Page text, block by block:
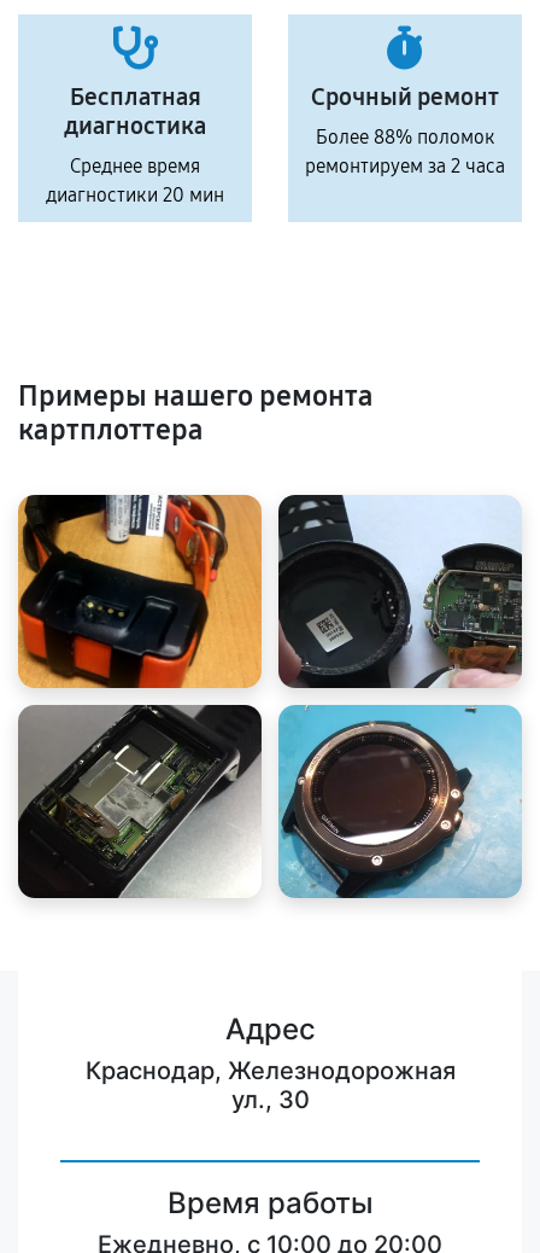
Бесплатная
диагностика
Среднее время
диагностики 20 мин
Срочный ремонт
Более 88% поломок
ремонтируем за 2 часа
Примеры нашего ремонта
картплоттера
Адрес
Краснодар, Железнодорожная
ул., 30
Время работы
Ежедневно, с 10:00 до 20:00